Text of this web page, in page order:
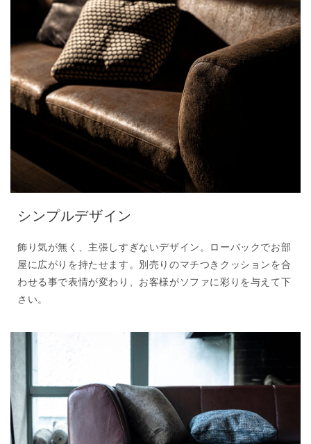
シンプルデザイン
飾り気が無く、主張しすぎないデザイン。ローバックでお部
屋に広がりを持たせます。別売りのマチつきクッションを合
わせる事で表情が変わり、お客様がソファに彩りを与えて下
さい。